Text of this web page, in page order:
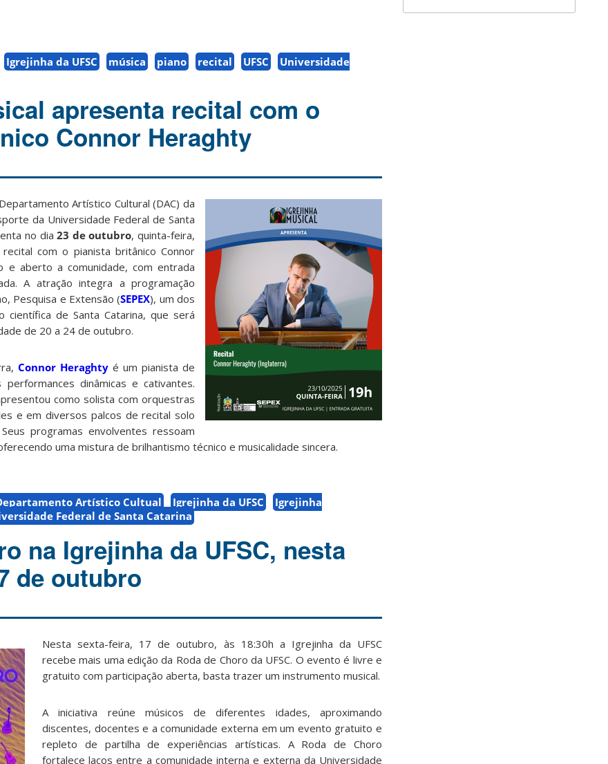
Igrejinha da UFSC música piano recital UFSC
Universidade
apresenta recital com o
Connor Heraghty
Artístico Cultural (DAC) da
da Universidade Federal de Santa
no dia23 de outubro, quinta-feira,
com o pianista britânico Connor
aberto a comunidade, com entrada
A atração integra a programação
Pesquisa e Extensão (SEPEX), um dos
científica de Santa Catarina, que será
de 20 a 24 de outubro.
Connor Heraghty é um pianista de
dinâmicas e cativantes.
como solista com orquestras
e em diversos palcos de recital solo
programas envolventes ressoam
uma mistura de brilhantismo técnico e musicalidade sincera.
Artístico Cultual Igrejinha da UFSC
Igrejinha
Federal de Santa Catarina
na Igrejinha da UFSC, nesta
de outubro
Nesta sexta-feira, 17 de outubro, às 18:30h a Igrejinha da UFSC
recebe mais uma edição da Roda de Choro da UFSC. O evento é livre e
gratuito com participação aberta, basta trazer um instrumento musical.
A iniciativa reúne músicos de diferentes idades, aproximando
discentes, docentes e a comunidade externa em um evento gratuito e
repleto de partilha de experiências artísticas. A Roda de Choro
fortalece laços entre a comunidade interna e externa da Universidade